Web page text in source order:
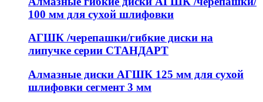
100 мм для сухой шлифовки
АГШК /черепашки/гибкие диски на
липучке серии СТАНДАРТ
Алмазные диски АГШК 125 мм для сухой
шлифовки сегмент 3 мм